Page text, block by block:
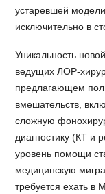
устаревшей
исключительно в
Уникальность
ведущих ЛОР-
предлагающем
вмешательств,
сложную
диагностику (КТ и
уровень помощи
медицинскую
требуется ехать в